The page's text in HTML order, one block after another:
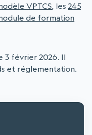
VPTCS, les 245
de formation
3 février 2026. Il
et réglementation.